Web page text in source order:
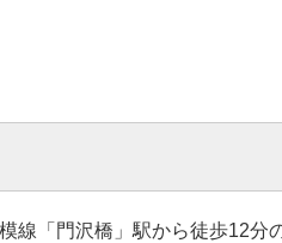
線「門沢橋」駅から徒歩12分